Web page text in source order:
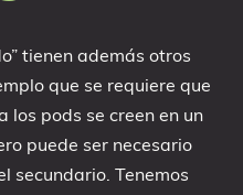
tienen además otros
que se requiere que
los pods se creen en un
puede ser necesario
secundario. Tenemos